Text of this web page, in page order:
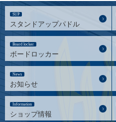
SUP
スタンドアップパドル
Board locker
ボードロッカー
News
お知らせ
Information
ショップ情報